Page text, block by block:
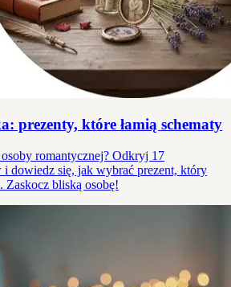
prezenty, które łamią schematy
romantycznej? Odkryj 17
i dowiedz się, jak wybrać prezent, który
Zaskocz bliską osobę!